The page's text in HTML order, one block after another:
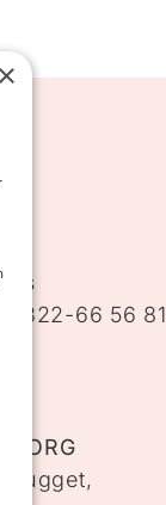
0322-66 56 81
×